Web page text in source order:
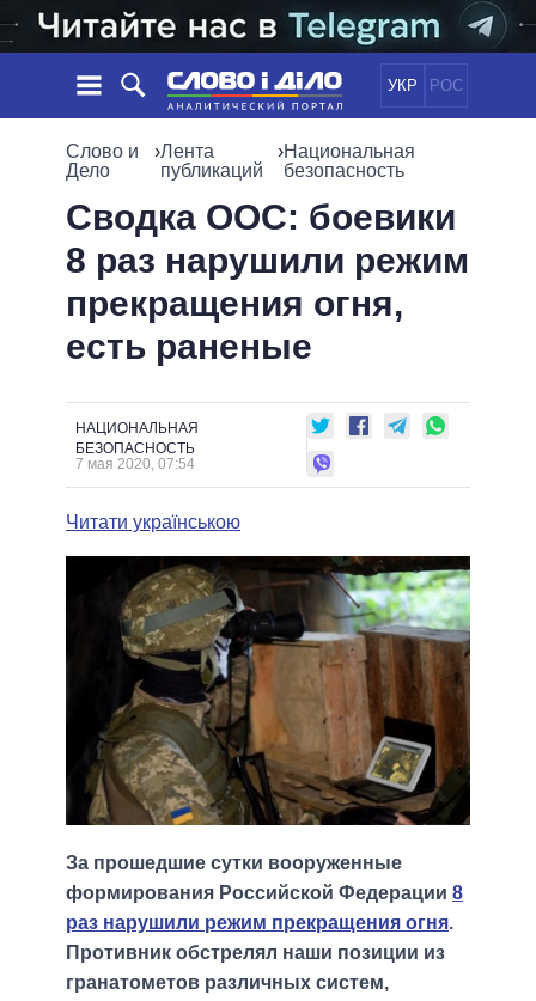
УКР РОС
НОВОСТИ
ЛЕНТА
СОБЫТИЯ
СТАТЬИ
МНЕНИЯ
ОБЗОРЫ
ПОЛИТИКА
ОБЩЕСТВО
МИР
ОБЕЩАНИЯ
ПОЛИТИКИ
ВСЕ ПОЛИТИКИ
ПРЕЗИДЕНТ И ОФИС
ГЛАВЫ ОБЛАДМИНИСТРАЦИЙ
МЭРЫ
ВСЕ ПЕРСОНЫ
ИНФОГРАФИКА
ВИДЕО
ПОДДЕРЖАТЬ
СРАВНЕНИЕ ПОЛИТИКОВ
Слово и
Дело
›Лента
публикаций
›Национальная
безопасность
Сводка ООС: боевики
8 раз нарушили режим
прекращения огня,
есть раненые
НАЦИОНАЛЬНАЯ
БЕЗОПАСНОСТЬ
7 мая 2020, 07:54
Читати українською
За прошедшие сутки вооруженные
формирования Российской Федерации 8
раз нарушили режим прекращения огня.
Противник обстрелял наши позиции из
гранатометов различных систем,